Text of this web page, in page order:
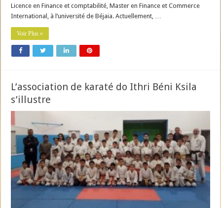
Licence en Finance et comptabilité, Master en Finance et Commerce
International, à l’université de Béjaia. Actuellement, …
Voir Plus »
L’association de karaté do Ithri Béni Ksila
s’illustre